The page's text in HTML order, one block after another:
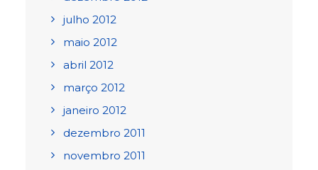
julho 2012
maio 2012
abril 2012
março 2012
janeiro 2012
dezembro 2011
novembro 2011